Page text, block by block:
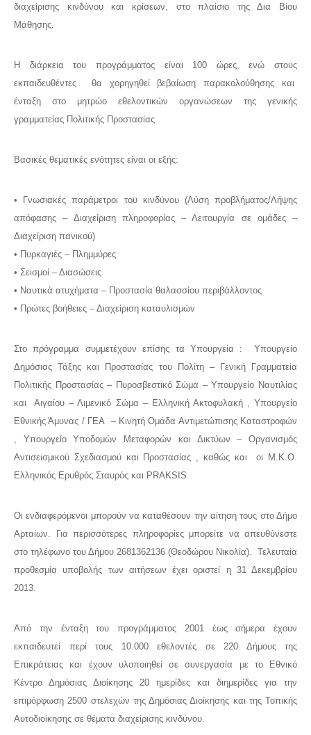
διαχείρισης κινδύνου και κρίσεων, στο πλαίσιο της Δια Βίου
Μάθησης.
Η διάρκεια του προγράμματος είναι 100 ώρες, ενώ στους
εκπαιδευθέντες θα χορηγηθεί βεβαίωση παρακολούθησης και
ένταξη στο μητρώο εθελοντικών οργανώσεων της γενικής
γραμματείας Πολιτικής Προστασίας.
Βασικές θεματικές ενότητες είναι οι εξής:
• Γνωσιακές παράμετροι του κινδύνου (Λύση προβλήματος/Λήψης
απόφασης – Διαχείριση πληροφορίας – Λειτουργία σε ομάδες –
Διαχείριση πανικού)
• Πυρκαγιές – Πλημμύρες
• Σεισμοί – Διασώσεις
• Ναυτικά ατυχήματα – Προστασία θαλασσίου περιβάλλοντος
• Πρώτες βοήθειες – Διαχείριση καταυλισμών
Στο πρόγραμμα συμμετέχουν επίσης τα Υπουργεία : Υπουργείο
Δημόσιας Τάξης και Προστασίας του Πολίτη – Γενική Γραμματεία
Πολιτικής Προστασίας – Πυροσβεστικό Σώμα – Υπουργείο Ναυτιλίας
και Αιγαίου – Λιμενικό Σώμα – Ελληνική Ακτοφυλακή , Υπουργείο
Εθνικής Άμυνας / ΓΕΑ – Κινητή Ομάδα Αντιμετώπισης Καταστροφών
, Υπουργείο Υποδομών Μεταφορών και Δικτύων – Οργανισμός
Αντισεισμικού Σχεδιασμού και Προστασίας , καθώς και οι Μ.Κ.Ο.
Ελληνικός Ερυθρός Σταυρός και PRAKSIS.
Οι ενδιαφερόμενοι μπορούν να καταθέσουν την αίτηση τους στο Δήμο
Αρταίων. Για περισσότερες πληροφορίες μπορείτε να απευθύνεστε
στο τηλέφωνο του Δήμου 2681362136 (Θεοδώρου Νικολία). Τελευταία
προθεσμία υποβολής των αιτήσεων έχει οριστεί η 31 Δεκεμβρίου
2013.
Από την ένταξη του προγράμματος 2001 έως σήμερα έχουν
εκπαιδευτεί περί τους 10.000 εθελοντές σε 220 Δήμους της
Επικράτειας και έχουν υλοποιηθεί σε συνεργασία με το Εθνικό
Κέντρο Δημόσιας Διοίκησης 20 ημερίδες και διημερίδες για την
επιμόρφωση 2500 στελεχών της Δημόσιας Διοίκησης και της Τοπικής
Αυτοδιοίκησης σε θέματα διαχείρισης κινδύνου.